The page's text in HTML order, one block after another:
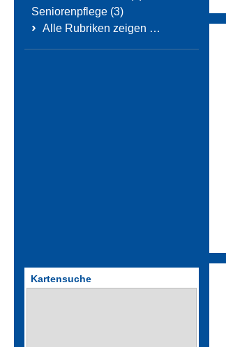
Seniorenpflege (3)
› Alle Rubriken zeigen …
Kartensuche